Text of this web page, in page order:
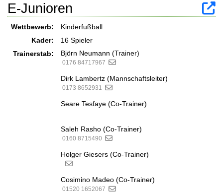
E-Junioren
Wettbewerb:
Kinderfußball
Kader:
16 Spieler
Trainerstab:
Björn Neumann (Trainer)
0176 84717967
Dirk Lambertz (Mannschaftsleiter)
0173 8652931
Seare Tesfaye (Co-Trainer)
Saleh Rasho (Co-Trainer)
0160 8715490
Holger Giesers (Co-Trainer)
Cosimino Madeo (Co-Trainer)
01520 1652067